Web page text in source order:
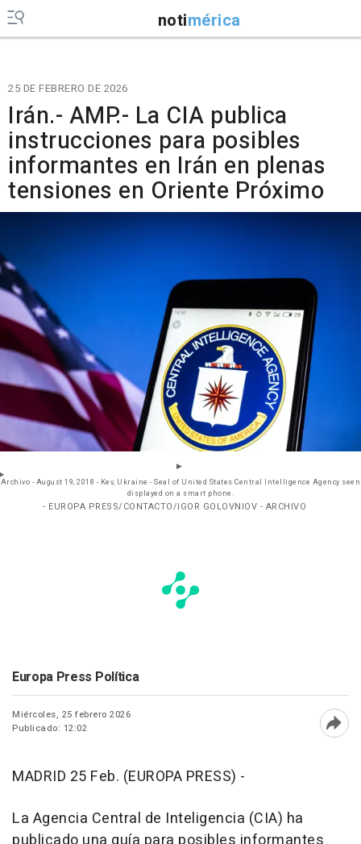
notimérica
25 DE FEBRERO DE 2026
Irán.- AMP.- La CIA publica
instrucciones para posibles
informantes en Irán en plenas
tensiones en Oriente Próximo
Archivo - August 19, 2018 - Kev, Ukraine - Seal of United States Central Intelligence Agency seen
displayed on a smart phone.
- EUROPA PRESS/CONTACTO/IGOR GOLOVNIOV - ARCHIVO
Europa Press Política
Miércoles, 25 febrero 2026
Publicado: 12:02
MADRID 25 Feb. (EUROPA PRESS) -
La Agencia Central de Inteligencia (CIA) ha